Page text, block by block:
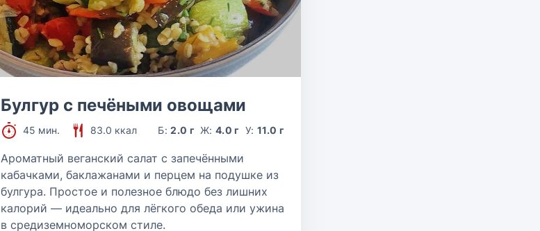
Булгур с печёными овощами
45 мин. 83.0 ккал Б:2.0 г Ж:4.0 г У: 11.0 г
Ароматный веганский салат с запечёнными
кабачками, баклажанами и перцем на подушке из
булгура. Простое и полезное блюдо без лишних
калорий — идеально для лёгкого обеда или ужина
в средиземноморском стиле.